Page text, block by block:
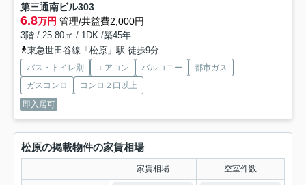
第三通南ビル303
6.8万円 管理/共益費2,000円
3階 / 25.80㎡ / 1DK /築45年
東急世田谷線「松原」駅 徒歩9分
バス・トイレ別 エアコン バルコニー
都市ガス
ガスコンロ
コンロ２口以上
即入居可
松原の掲載物件の家賃相場
家賃相場 空室件数